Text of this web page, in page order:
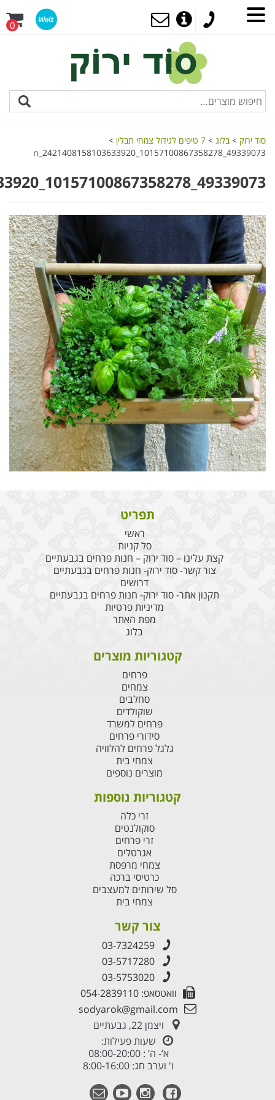
0
סוד ירוק >בלוג > 7 טיפים לגידול צמחי תבלין
>
49339073_10157100867358278_2421408158103633920_n
49339073_10157100867358278_2421408158103633920_n
תפריט
ראשי
סל קניות
קצת עלינו – סוד ירוק – חנות פרחים בגבעתיים
צור קשר- סוד ירוק- חנות פרחים בגבעתיים
דרושים
תקנון אתר- סוד ירוק- חנות פרחים בגבעתיים
מדיניות פרטיות
מפת האתר
בלוג
קטגוריות מוצרים
פרחים
צמחים
סחלבים
שוקולדים
פרחים למשרד
סידורי פרחים
גלגל פרחים להלוויה
צמחי בית
מוצרים נוספים
קטגוריות נוספות
זרי כלה
סוקולנטים
זרי פרחים
אגרטלים
צמחי מרפסת
כרטיסי ברכה
סל שירותים למעצבים
צמחי בית
צור קשר
03-7324259
03-5717280
03-5753020
וואטסאפ: 054-2839110
sodyarok@gmail.com
ויצמן 22, גבעתיים
שעות פעילות:
א’- ה’ : 08:00-20:00
ו' וערב חג: 8:00-16:00